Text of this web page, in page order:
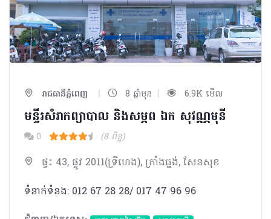
រាជធានីភ្នំពេញ | 8 ឆ្នាំមុន | 6.9K មើល
មន្ទីរសំរាកព្យាបាល និងសម្ភព ឯក សុវណ្ណមុនី
0 (8 ពិន្ទុ)
ផ្ទះ 43, ផ្លូវ 2011(ទ្រីហេង), ក្រាំងធ្នង់, សែនសុខ
ទំនាក់ទំនង: 012 67 28 28/ 017 47 96 96